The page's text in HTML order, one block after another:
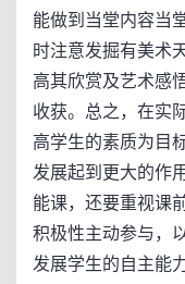
能做到当堂内容当
时注意发掘有美术
高其欣赏及艺术感
收获。总之，在实
高学生的素质为目
发展起到更大的作
能课，还要重视课
积极性主动参与，
发展学生的自主能